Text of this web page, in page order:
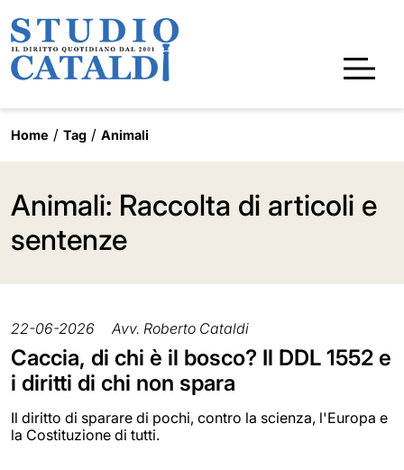
Home Tag Animali
Animali: Raccolta di articoli e
sentenze
22-06-2026 Avv. Roberto Cataldi
Caccia, di chi è il bosco? Il DDL 1552 e
i diritti di chi non spara
Il diritto di sparare di pochi, contro la scienza, l'Europa e
la Costituzione di tutti.